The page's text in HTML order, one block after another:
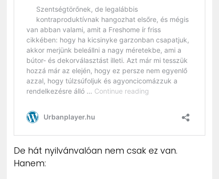
De hát nyilvánvalóan nem csak ez van.
Hanem: